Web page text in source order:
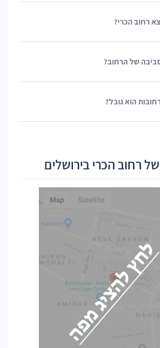
רחוב הכרי?
של הרחוב?
הוא גובל?
רחוב הכרי בירושלים